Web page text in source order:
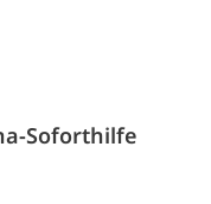
Soforthilfe